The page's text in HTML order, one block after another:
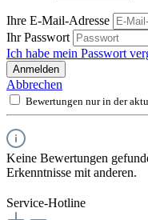
Ihre E-Mail-Adresse
Ihr Passwort
Ich habe mein Passwort
Anmelden
Abbrechen
Bewertungen nur in der
Keine Bewertungen
Erkenntnisse mit anderen.
Service-Hotline